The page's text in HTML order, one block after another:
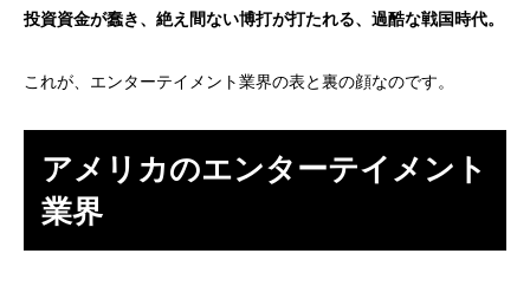
投資資金が蠢き、絶え間ない博打が打たれる、過酷な戦国時代。
これが、エンターテイメント業界の表と裏の顔なのです。
アメリカのエンターテイメント
業界